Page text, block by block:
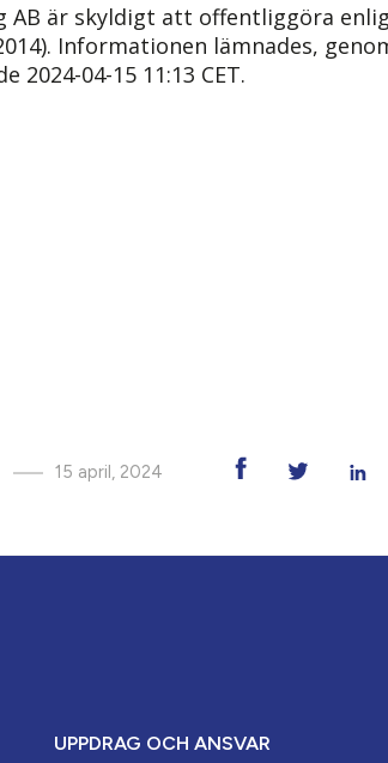
AB är skyldigt att offentliggöra
Informationen lämnades,
04-15 11:13 CET.
15 april, 2024
UPPDRAG OCH ANSVAR